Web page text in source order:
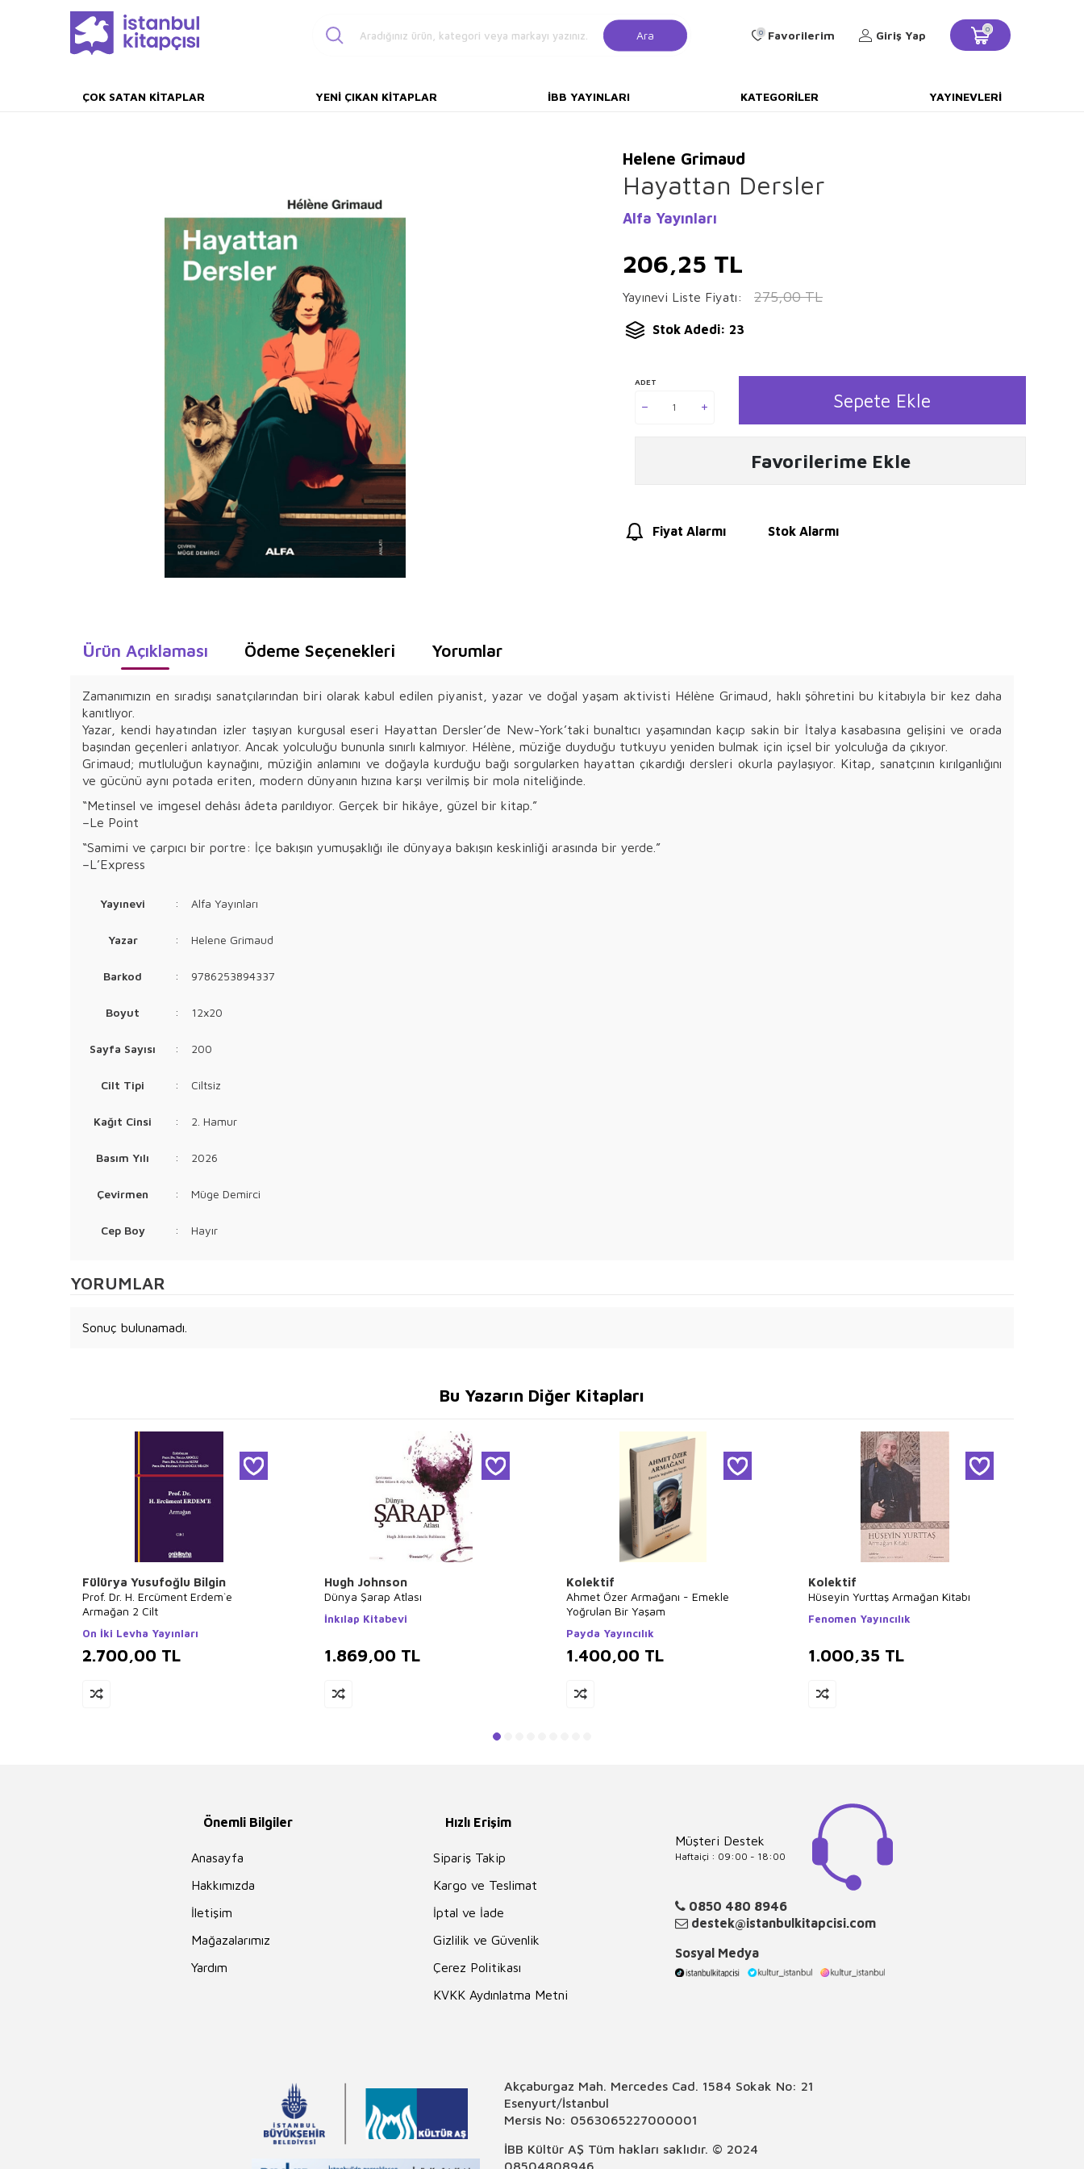
Ara 0 Favorilerim Giriş Yap 0
ÇOK SATAN KITAPLAR YENI ÇIKAN KITAPLAR İBB YAYINLARI KATEGORILER YAYINEVLERI
Helene Grimaud
Hayattan Dersler
Alfa Yayınları
206,25 TL
Yayınevi Liste Fiyatı: 275,00TL
Stok Adedi: 23
ADET
Sepete Ekle
Favorilerime Ekle
Fiyat Alarmı Stok Alarmı
Ürün Açıklaması Ödeme Seçenekleri Yorumlar
Zamanımızın en sıradışı sanatçılarından biri olarak kabul edilen piyanist, yazar ve doğal yaşam aktivisti Hélène Grimaud, haklı şöhretini bu kitabıyla bir kez daha
kanıtlıyor.
Yazar, kendi hayatından izler taşıyan kurgusal eseri Hayattan Dersler’de New-York’taki bunaltıcı yaşamından kaçıp sakin bir İtalya kasabasına gelişini ve orada
başından geçenleri anlatıyor. Ancak yolculuğu bununla sınırlı kalmıyor. Hélène, müziğe duyduğu tutkuyu yeniden bulmak için içsel bir yolculuğa da çıkıyor.
Grimaud; mutluluğun kaynağını, müziğin anlamını ve doğayla kurduğu bağı sorgularken hayattan çıkardığı dersleri okurla paylaşıyor. Kitap, sanatçının kırılganlığını
ve gücünü aynı potada eriten, modern dünyanın hızına karşı verilmiş bir mola niteliğinde.
“Metinsel ve imgesel dehâsı âdeta parıldıyor. Gerçek bir hikâye, güzel bir kitap.”
–Le Point
“Samimi ve çarpıcı bir portre: İçe bakışın yumuşaklığı ile dünyaya bakışın keskinliği arasında bir yerde.”
–L’Express
Yayınevi : Alfa Yayınları
Yazar : Helene Grimaud
Barkod : 9786253894337
Boyut : 12x20
Sayfa Sayısı : 200
Cilt Tipi : Ciltsiz
Kağıt Cinsi : 2. Hamur
Basım Yılı : 2026
Çevirmen : Müge Demirci
Cep Boy : Hayır
YORUMLAR
Sonuç bulunamadı.
Bu Yazarın Diğer Kitapları
Fülürya Yusufoğlu Bilgin
Prof. Dr. H. Ercüment Erdem`e
Armağan 2 Cilt
On İki Levha Yayınları
2.700,00 TL
Hugh Johnson
Dünya Şarap Atlası
İnkılap Kitabevi
1.869,00 TL
Kolektif
Ahmet Özer Armağanı - Emekle
Yoğrulan Bir Yaşam
Payda Yayıncılık
1.400,00 TL
Kolektif
Hüseyin Yurttaş Armağan Kitabı
Fenomen Yayıncılık
1.000,35 TL
Önemli Bilgiler
Anasayfa
Hakkımızda
İletişim
Mağazalarımız
Yardım
Hızlı Erişim
Sipariş Takip
Kargo ve Teslimat
İptal ve İade
Gizlilik ve Güvenlik
Çerez Politikası
KVKK Aydınlatma Metni
Müşteri Destek
Haftaiçi : 09:00 - 18:00
0850 480 8946
destek@istanbulkitapcisi.com
Sosyal Medya
Akçaburgaz Mah. Mercedes Cad. 1584 Sokak No: 21
Esenyurt/İstanbul
Mersis No: 0563065227000001
İBB Kültür AŞ Tüm hakları saklıdır. © 2024